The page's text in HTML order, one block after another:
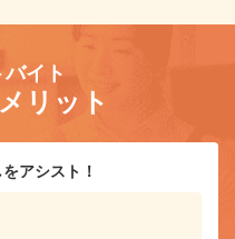
イト
リット
アシスト！